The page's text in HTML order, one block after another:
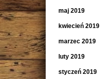
maj 2019
kwiecień 2019
marzec 2019
luty 2019
styczeń 2019